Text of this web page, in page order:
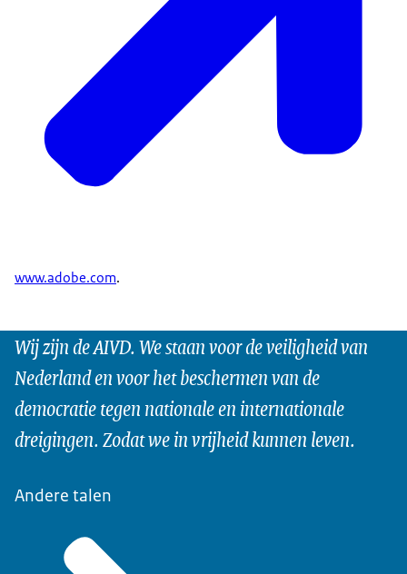
www.adobe.com.
Wij zijn de AIVD. We staan voor de veiligheid van
Nederland en voor het beschermen van de
democratie tegen nationale en internationale
dreigingen. Zodat we in vrijheid kunnen leven.
Andere talen